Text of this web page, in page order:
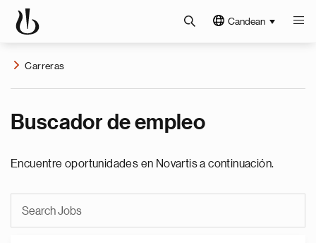
Candean
Carreras
Buscador de empleo
Encuentre oportunidades en Novartis a continuación.